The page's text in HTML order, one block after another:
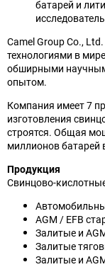
батарей и
Camel Group Co.,
технологиями в
обширными
опытом.
Компания имеет 7
изготовления
строятся. Общая
миллионов батарей
Продукция
Свинцово-
AGM / EFB
Залитые и
Залитые
Залитые и